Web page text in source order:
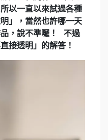
以一直以來試過各種
」，當然也許哪一天
，說不準囉！ 不過
接透明」的解答！